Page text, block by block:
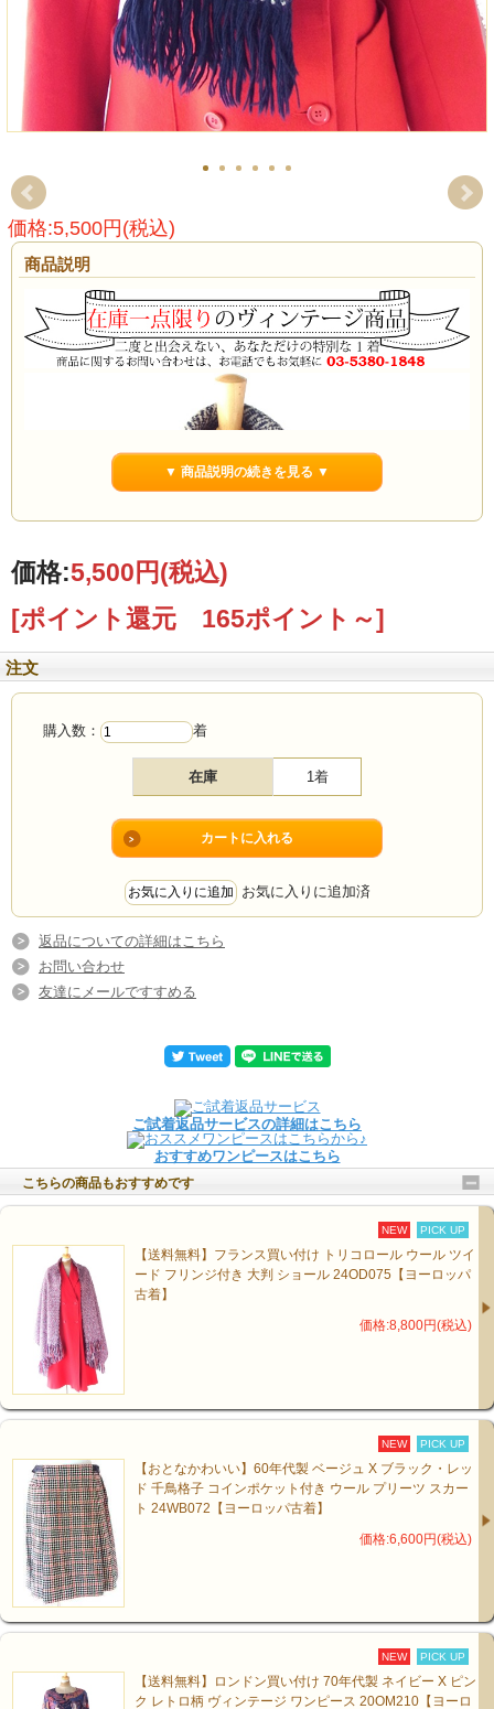
価格:5,500円(税込)
商品説明
▼ 商品説明の続きを見る ▼
価格:5,500円(税込)
[ポイント還元 165ポイント～]
注文
購入数： 着
在庫 1着
お気に入りに追加済
返品についての詳細はこちら
お問い合わせ
友達にメールですすめる
ご試着返品サービスの詳細はこちら
おすすめワンピースはこちら
こちらの商品もおすすめです
NEW PICK UP
【送料無料】フランス買い付け トリコロール ウール ツイ
ード フリンジ付き 大判 ショール 24OD075【ヨーロッパ
古着】
価格:8,800円(税込)
NEW PICK UP
【おとなかわいい】60年代製 ベージュ X ブラック・レッ
ド 千鳥格子 コインポケット付き ウール プリーツ スカー
ト 24WB072【ヨーロッパ古着】
価格:6,600円(税込)
NEW PICK UP
【送料無料】ロンドン買い付け 70年代製 ネイビー X ピン
ク レトロ柄 ヴィンテージ ワンピース 20OM210【ヨーロ